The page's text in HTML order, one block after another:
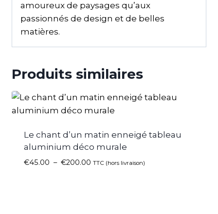
amoureux de paysages qu’aux
passionnés de design et de belles
matières.
Produits similaires
Le chant d’un matin enneigé tableau
aluminium déco murale
€45.00 – €200.00 TTC (hors livraison)